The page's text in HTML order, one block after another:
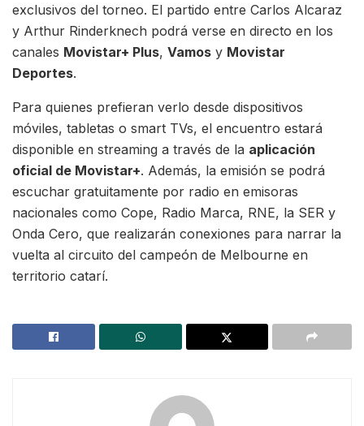
exclusivos del torneo. El partido entre Carlos Alcaraz
y Arthur Rinderknech podrá verse en directo en los
canales Movistar+ Plus, Vamos y Movistar
Deportes.
Para quienes prefieran verlo desde dispositivos
móviles, tabletas o smart TVs, el encuentro estará
disponible en streaming a través de la aplicación
oficial de Movistar+. Además, la emisión se podrá
escuchar gratuitamente por radio en emisoras
nacionales como Cope, Radio Marca, RNE, la SER y
Onda Cero, que realizarán conexiones para narrar la
vuelta al circuito del campeón de Melbourne en
territorio catarí.